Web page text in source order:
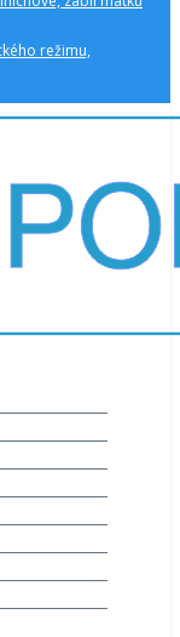
režimu,